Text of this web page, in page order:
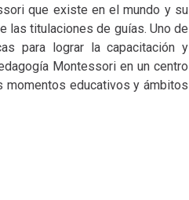
que existe en el mundo y su
las titulaciones de guías. Uno de
para lograr la capacitación y
Montessori en un centro
momentos educativos y ámbitos